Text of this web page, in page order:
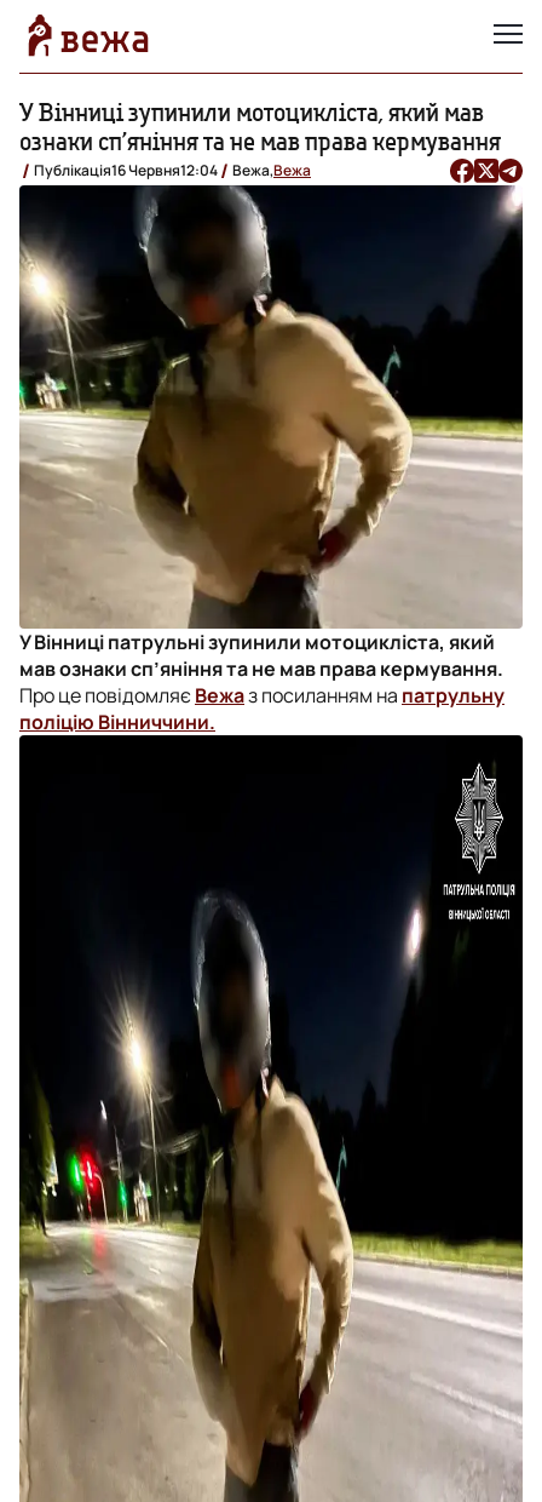
У Вінниці зупинили мотоцикліста, який мав
ознаки сп’яніння та не мав права кермування
Публікація16 Червня12:04 Вежа,Вежа
У Вінниці патрульні зупинили мотоцикліста, який
мав ознаки сп’яніння та не мав права кермування.
Про це повідомляєВежаз посиланням на патрульну
поліцію Вінниччини.